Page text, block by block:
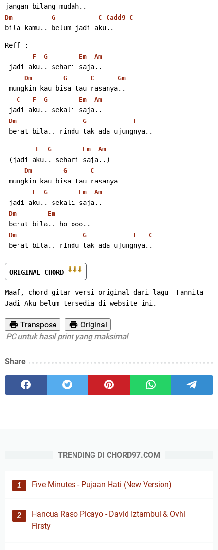
jangan bilang mudah..
Dm G C Cadd9 C
bila kamu.. belum jadi aku..
Reff :
F G Em Am
jadi aku.. sehari saja..
Dm G C Gm
mungkin kau bisa tau rasanya..
C F G Em Am
jadi aku.. sekali saja..
Dm G F
berat bila.. rindu tak ada ujungnya..
F G Em Am
(jadi aku.. sehari saja..)
Dm G C
mungkin kau bisa tau rasanya..
F G Em Am
jadi aku.. sekali saja..
Dm Em
berat bila.. ho ooo..
Dm G F C
berat bila.. rindu tak ada ujungnya..
ORIGINAL CHORD
Maaf, chord gitar versi original dari lagu  Fannita –
Jadi Aku belum tersedia di website ini.
Transpose
Original
untuk hasil print yang maksimal
Share
TRENDING DI CHORD97.COM
Five Minutes - Pujaan Hati (New Version)
Hancua Raso Picayo - David Iztambul & Ovhi
Firsty